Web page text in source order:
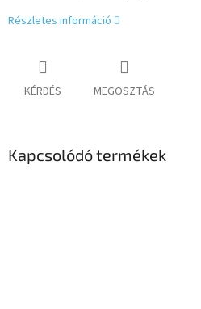
Részletes információ
KÉRDÉS MEGOSZTÁS
Kapcsolódó termékek